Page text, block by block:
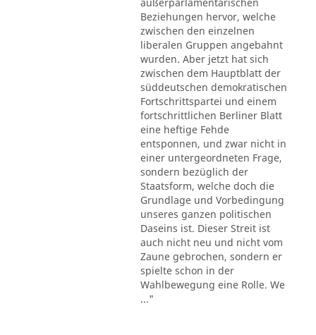
Beziehungen hervor, welche
zwischen den einzelnen
liberalen Gruppen angebahnt
wurden. Aber jetzt hat sich
zwischen dem Hauptblatt der
süddeutschen demokratischen
Fortschrittspartei und einem
fortschrittlichen Berliner Blatt
eine heftige Fehde
entsponnen, und zwar nicht in
einer untergeordneten Frage,
sondern bezüglich der
Staatsform, welche doch die
Grundlage und Vorbedingung
unseres ganzen politischen
Daseins ist. Dieser Streit ist
auch nicht neu und nicht vom
Zaune gebrochen, sondern er
spielte schon in der
Wahlbewegung eine Rolle. We
..."